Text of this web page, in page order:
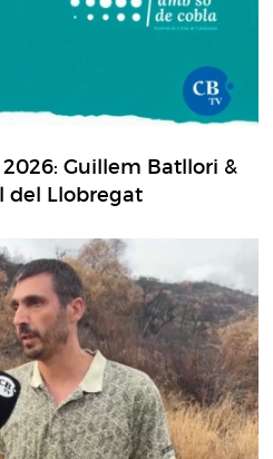
Guillem Batllori &
del Llobregat